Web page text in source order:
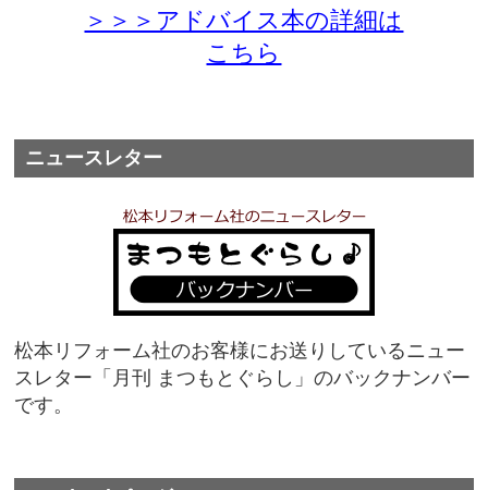
＞＞＞アドバイス本の詳細は
こちら
ニュースレター
松本リフォーム社のお客様にお送りしているニュー
スレター「月刊 まつもとぐらし」のバックナンバー
です。